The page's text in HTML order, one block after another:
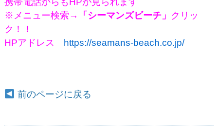
※メニュー検索→「シーマンズビーチ」 クリッ
ク！！
HPアドレス
https://seamans-beach.co.jp/
前のページに戻る